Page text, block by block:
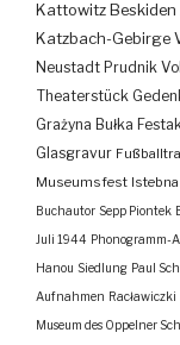
Kattowitz Beskiden
Katzbach-Gebirge
Neustadt Prudnik
Theaterstück
Grażyna Bułka
Glasgravur
Museumsfest Istebna
Buchautor Sepp Piontek
Juli 1944 Phonogramm-
Hanou Siedlung Paul
Aufnahmen Racławiczki
Museum des Oppelner